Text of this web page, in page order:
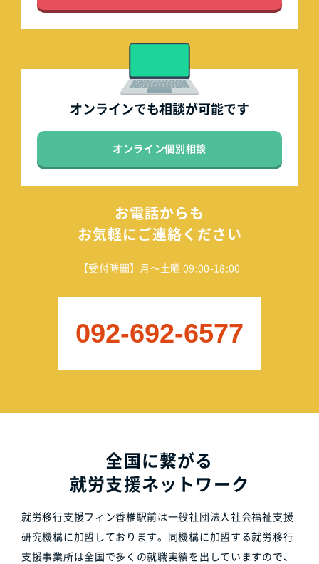
オンラインでも相談が可能です
オンライン個別相談
お電話からも
お気軽にご連絡ください
【受付時間】月～土曜 09:00-18:00
092-692-6577
全国に繋がる
就労支援ネットワーク
就労移行支援フィン香椎駅前は一般社団法人社会福祉支援
研究機構に加盟しております。同機構に加盟する就労移行
支援事業所は全国で多くの就職実績を出していますので、